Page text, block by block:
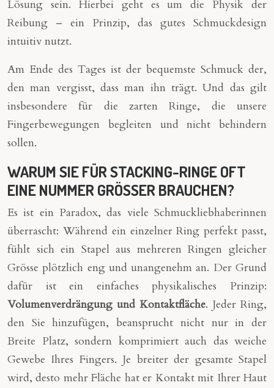
Lösung sein. Hierbei geht es um die Physik der
Reibung – ein Prinzip, das gutes Schmuckdesign
intuitiv nutzt.
Am Ende des Tages ist der bequemste Schmuck der,
den man vergisst, dass man ihn trägt. Und das gilt
insbesondere für die zarten Ringe, die unsere
Fingerbewegungen begleiten und nicht behindern
sollen.
WARUM SIE FÜR STACKING-RINGE OFT
EINE NUMMER GRÖSSER BRAUCHEN?
Es ist ein Paradox, das viele Schmuckliebhaberinnen
überrascht: Während ein einzelner Ring perfekt passt,
fühlt sich ein Stapel aus mehreren Ringen gleicher
Grösse plötzlich eng und unangenehm an. Der Grund
dafür ist ein einfaches physikalisches Prinzip:
Volumenverdrängung und Kontaktfläche. Jeder Ring,
den Sie hinzufügen, beansprucht nicht nur in der
Breite Platz, sondern komprimiert auch das weiche
Gewebe Ihres Fingers. Je breiter der gesamte Stapel
wird, desto mehr Fläche hat er Kontakt mit Ihrer Haut